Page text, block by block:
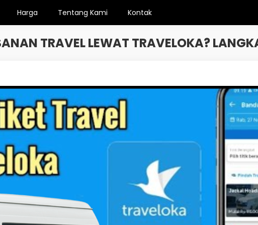
Harga Tentang Kami Kontak
TRAVEL LEWAT TRAVELOKA?